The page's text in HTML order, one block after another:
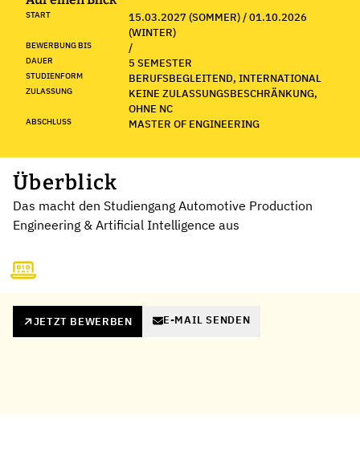
START
15.03.2027 (SOMMER) / 01.10.2026
(WINTER)
BEWERBUNG BIS /
DAUER 5 SEMESTER
STUDIENFORM BERUFSBEGLEITEND, INTERNATIONAL
ZULASSUNG
KEINE ZULASSUNGSBESCHRÄNKUNG,
OHNE NC
ABSCHLUSS MASTER OF ENGINEERING
Überblick
Das macht den Studiengang Automotive Production
Engineering & Artificial Intelligence aus
JETZT BEWERBEN E-MAIL SENDEN